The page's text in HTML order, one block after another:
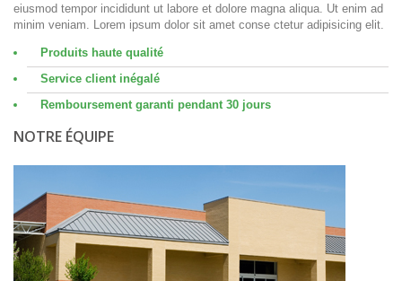
eiusmod tempor incididunt ut labore et dolore magna aliqua. Ut enim ad
minim veniam. Lorem ipsum dolor sit amet conse ctetur adipisicing elit.
Produits haute qualité
Service client inégalé
Remboursement garanti pendant 30 jours
NOTRE ÉQUIPE